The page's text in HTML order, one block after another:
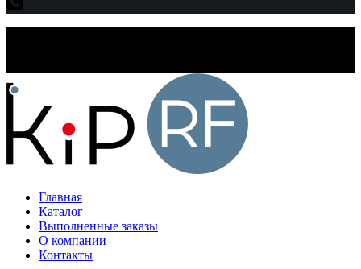
Главная
Каталог
Выполненные заказы
О компании
Контакты